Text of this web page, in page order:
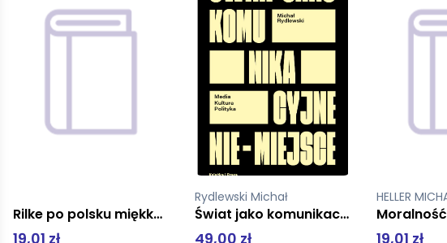
Świat jako komunikacyjne nie miejsce Media kultura polityka
49,00 zł
HELLER MICHAŁ
Moralność myślenia pocket copernicus
19,01 zł
von
Istota
69,90 zł